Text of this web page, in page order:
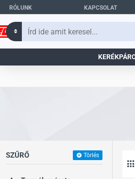
RÓLUNK KAPCSOLAT
Írd
SZŰRŐ Törlés